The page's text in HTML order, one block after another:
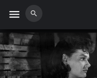
menu search